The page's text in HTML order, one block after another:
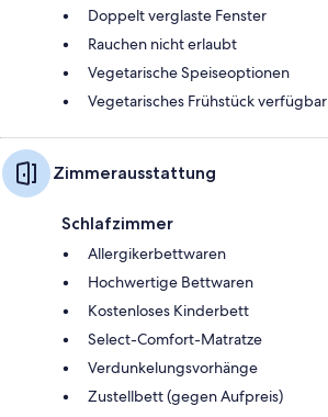
Doppelt verglaste Fenster
Rauchen nicht erlaubt
Vegetarische Speiseoptionen
Vegetarisches Frühstück verfügbar
Zimmerausstattung
Schlafzimmer
Allergikerbettwaren
Hochwertige Bettwaren
Kostenloses Kinderbett
Select-Comfort-Matratze
Verdunkelungsvorhänge
Zustellbett (gegen Aufpreis)